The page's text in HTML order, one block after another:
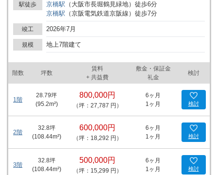
駅徒歩
京橋駅 （ 大阪市長堀鶴見緑地） 徒歩6分
京橋駅 （京阪電気鉄道京阪線 ） 徒歩7分
竣工 2026年7月
規模 地上7階建て
階数 坪数
賃料
+ 共益費
敷金・保証金
礼金
検討
1階
28.79坪
(95.2m²)
800,000円
（坪：27,787 円）
6ヶ月
1ヶ月
検討
2階
32.8坪
(108.44m²)
600,000円
（坪：18,292 円）
6ヶ月
1ヶ月
検討
3階
32.8坪
(108.44m²)
500,000円
（坪：15,299 円）
6ヶ月
1ヶ月
検討